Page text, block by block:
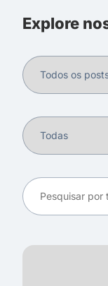
Explore